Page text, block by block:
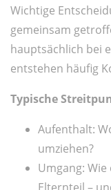
Wichtige
gemeinsam
hauptsächlich bei
entstehen häufig
Typische
Aufenthalt:
umziehen?
Umgang: